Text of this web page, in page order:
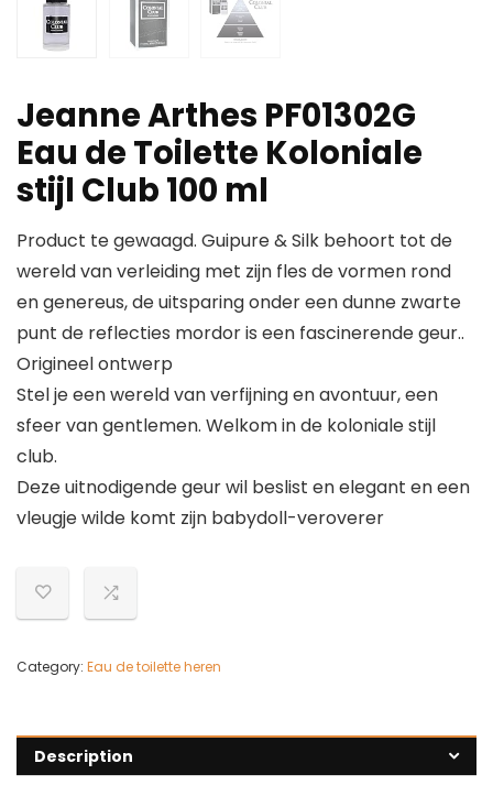
Jeanne Arthes PF01302G
Eau de Toilette Koloniale
stijl Club 100 ml
Product te gewaagd. Guipure & Silk behoort tot de
wereld van verleiding met zijn fles de vormen rond
en genereus, de uitsparing onder een dunne zwarte
punt de reflecties mordor is een fascinerende geur..
Origineel ontwerp
Stel je een wereld van verfijning en avontuur, een
sfeer van gentlemen. Welkom in de koloniale stijl
club.
Deze uitnodigende geur wil beslist en elegant en een
vleugje wilde komt zijn babydoll-veroverer
Category: Eau de toilette heren
Description